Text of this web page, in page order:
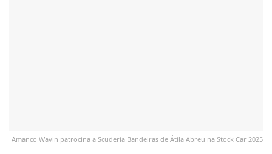
Amanco Wavin patrocina a Scuderia Bandeiras de Átila Abreu na Stock Car 2025